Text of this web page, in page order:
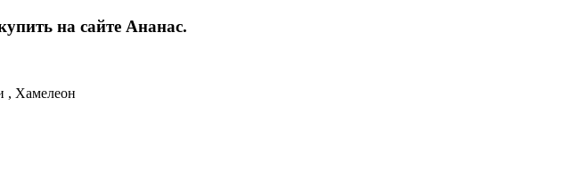
на сайте Ананас.
, Хамелеон